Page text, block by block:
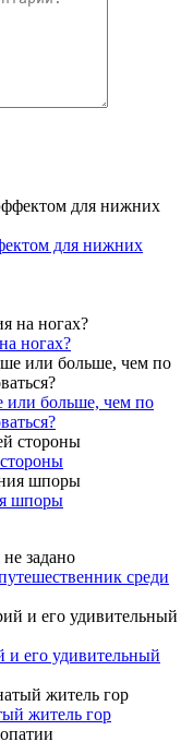
для нижних
ногах?
или больше, чем по
шпоры
среди
и его удивительный
житель гор